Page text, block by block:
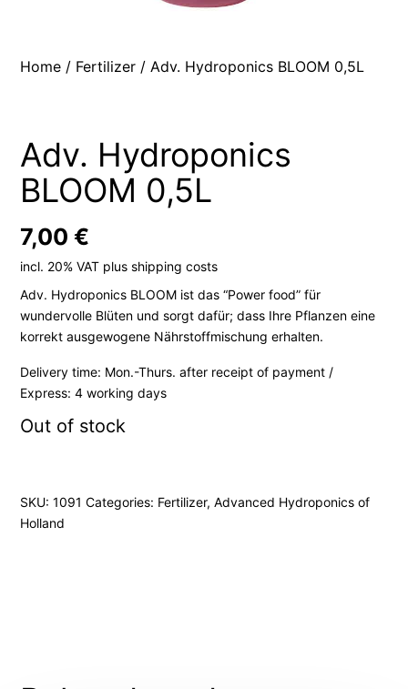
Home / Fertilizer / Adv. Hydroponics BLOOM 0,5L
Adv. Hydroponics
BLOOM 0,5L
7,00€
incl. 20% VAT plusshipping costs
Adv. Hydroponics BLOOM ist das “Power food” für
wundervolle Blüten und sorgt dafür; dass Ihre Pflanzen eine
korrekt ausgewogene Nährstoffmischung erhalten.
Delivery time: Mon.-Thurs. after receipt of payment /
Express: 4 working days
Out of stock
SKU:1091 Categories: Fertilizer,Advanced Hydroponics of
Holland